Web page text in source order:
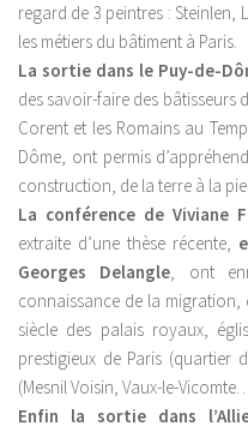
regard de 3 peintres : Steinlen,
les métiers du bâtiment à Paris.
La sortie dans le Puy-de-
des savoir-faire des bâtisseurs
Corent et les Romains au
Dôme, ont permis
construction, de la terre à la
La conférence de Viviane
extraite d’une thèse récente,
Georges Delangle, ont
connaissance de la migration,
siècle des palais royaux,
prestigieux de Paris (quartier
(Mesnil Voisin, Vaux-le-
Enfin la sortie dans